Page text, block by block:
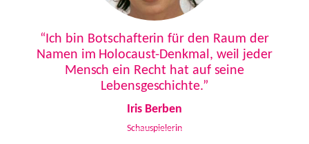
“Ich bin Botschafterin für den Raum der
Namen im Holocaust-Denkmal, weil jeder
Mensch ein Recht hat auf seine
Lebensgeschichte.”
Iris Berben
Schauspielerin